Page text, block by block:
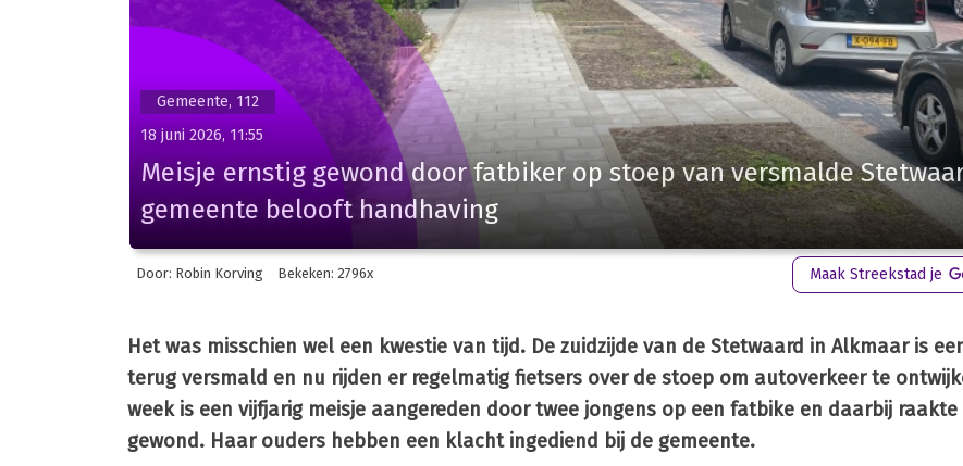
Gemeente, 112
18 juni 2026, 11:55
Meisje ernstig gewond door fatbiker op stoep van versmalde
gemeente belooft handhaving
Door: Robin Korving Bekeken: 2796x Maak Streekstad je
Het was misschien wel een kwestie van tijd. De zuidzijde van de Stetwaard in Alkmaar is
terug versmald en nu rijden er regelmatig fietsers over de stoep om autoverkeer te
week is een vijfjarig meisje aangereden door twee jongens op een fatbike en daarbij raakte
gewond. Haar ouders hebben een klacht ingediend bij de gemeente.